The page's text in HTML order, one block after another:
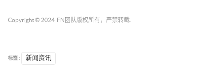
Copyright © 2024 FN团队 版权所有，严禁转载.
标签 : 新闻资讯